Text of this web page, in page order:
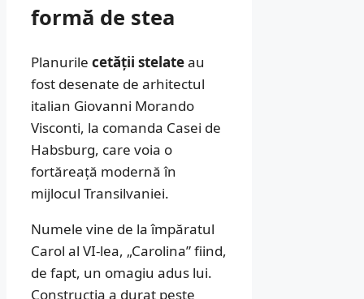
formă de stea
Planurile cetății stelateau
fost desenate de arhitectul
italian Giovanni Morando
Visconti, la comanda Casei de
Habsburg, care voia o
fortăreață modernă în
mijlocul Transilvaniei.
Numele vine de la împăratul
Carol al VI-lea, „Carolina” fiind,
de fapt, un omagiu adus lui.
Construcția a durat peste